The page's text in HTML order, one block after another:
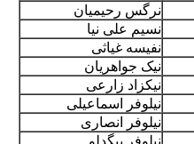
نرگس رحیمیان
نسیم علی نیا
نفیسه غیاثی
نیک جواهریان
نیکزاد زارعی
نیلوفر اسماعیلی
نیلوفر انصاری
نیلوفر بیگدلو